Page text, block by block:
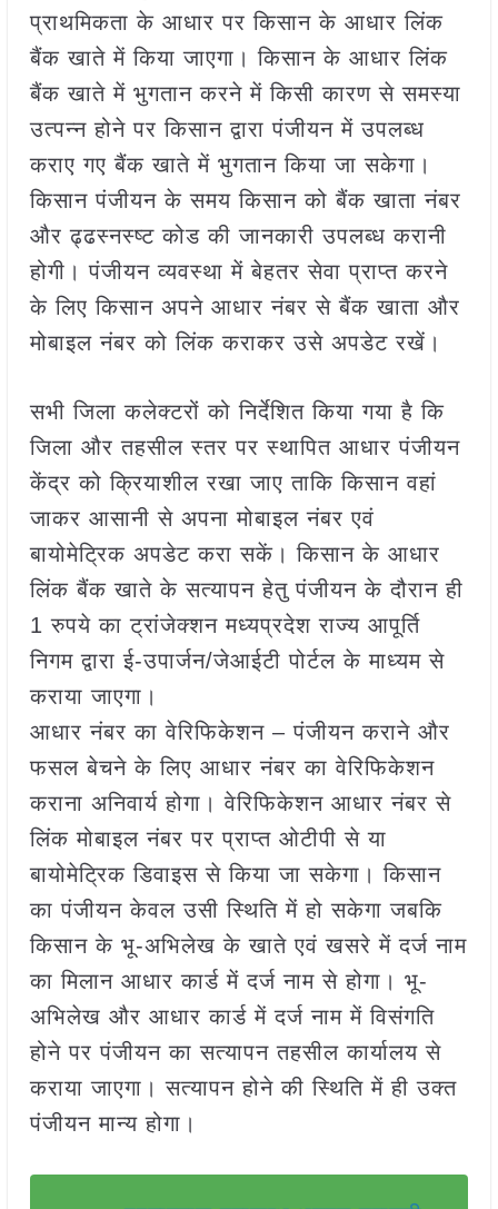
प्राथमिकता के आधार पर किसान के आधार लिंक
बैंक खाते में किया जाएगा। किसान के आधार लिंक
बैंक खाते में भुगतान करने में किसी कारण से समस्या
उत्पन्न होने पर किसान द्वारा पंजीयन में उपलब्ध
कराए गए बैंक खाते में भुगतान किया जा सकेगा।
किसान पंजीयन के समय किसान को बैंक खाता नंबर
और ढ्ढस्नस्ष्ट कोड की जानकारी उपलब्ध करानी
होगी। पंजीयन व्यवस्था में बेहतर सेवा प्राप्त करने
के लिए किसान अपने आधार नंबर से बैंक खाता और
मोबाइल नंबर को लिंक कराकर उसे अपडेट रखें।
सभी जिला कलेक्टरों को निर्देशित किया गया है कि
जिला और तहसील स्तर पर स्थापित आधार पंजीयन
केंद्र को क्रियाशील रखा जाए ताकि किसान वहां
जाकर आसानी से अपना मोबाइल नंबर एवं
बायोमेट्रिक अपडेट करा सकें। किसान के आधार
लिंक बैंक खाते के सत्यापन हेतु पंजीयन के दौरान ही
1 रुपये का ट्रांजेक्शन मध्यप्रदेश राज्य आपूर्ति
निगम द्वारा ई-उपार्जन/जेआईटी पोर्टल के माध्यम से
कराया जाएगा।
आधार नंबर का वेरिफिकेशन – पंजीयन कराने और
फसल बेचने के लिए आधार नंबर का वेरिफिकेशन
कराना अनिवार्य होगा। वेरिफिकेशन आधार नंबर से
लिंक मोबाइल नंबर पर प्राप्त ओटीपी से या
बायोमेट्रिक डिवाइस से किया जा सकेगा। किसान
का पंजीयन केवल उसी स्थिति में हो सकेगा जबकि
किसान के भू-अभिलेख के खाते एवं खसरे में दर्ज नाम
का मिलान आधार कार्ड में दर्ज नाम से होगा। भू-
अभिलेख और आधार कार्ड में दर्ज नाम में विसंगति
होने पर पंजीयन का सत्यापन तहसील कार्यालय से
कराया जाएगा। सत्यापन होने की स्थिति में ही उक्त
पंजीयन मान्य होगा।